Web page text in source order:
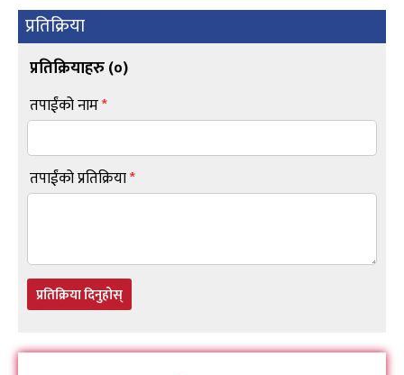
प्रतिक्रिया
प्रतिक्रियाहरु (०)
तपाईंको नाम*
तपाईंको प्रतिक्रिया*
प्रतिक्रिया दिनुहोस्